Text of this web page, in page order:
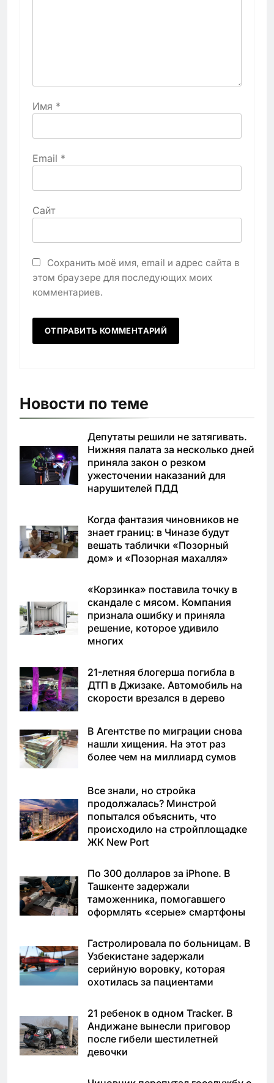
Имя *
Email *
Сайт
Сохранить моё имя, email и адрес сайта в
этом браузере для последующих моих
комментариев.
Новости по теме
Депутаты решили не затягивать.
Нижняя палата за несколько дней
приняла закон о резком
ужесточении наказаний для
нарушителей ПДД
Когда фантазия чиновников не
знает границ: в Чиназе будут
вешать таблички «Позорный
дом» и «Позорная махалля»
«Корзинка» поставила точку в
скандале с мясом. Компания
признала ошибку и приняла
решение, которое удивило
многих
21-летняя блогерша погибла в
ДТП в Джизаке. Автомобиль на
скорости врезался в дерево
В Агентстве по миграции снова
нашли хищения. На этот раз
более чем на миллиард сумов
Все знали, но стройка
продолжалась? Минстрой
попытался объяснить, что
происходило на стройплощадке
ЖК New Port
По 300 долларов за iPhone. В
Ташкенте задержали
таможенника, помогавшего
оформлять «серые» смартфоны
Гастролировала по больницам. В
Узбекистане задержали
серийную воровку, которая
охотилась за пациентами
21 ребенок в одном Tracker. В
Андижане вынесли приговор
после гибели шестилетней
девочки